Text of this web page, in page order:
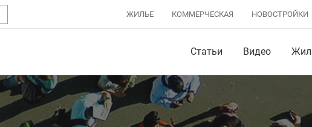
ЖИЛЬЕ КОММЕРЧЕСКАЯ НОВОСТРОЙКИ
Статьи Видео